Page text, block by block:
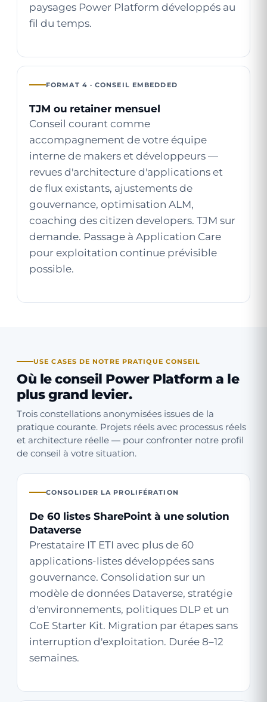
paysages Power Platform développés au
fil du temps.
FORMAT 4 · CONSEIL EMBEDDED
TJM ou retainer mensuel
Conseil courant comme
accompagnement de votre équipe
interne de makers et développeurs —
revues d'architecture d'applications et
de flux existants, ajustements de
gouvernance, optimisation ALM,
coaching des citizen developers. TJM sur
demande. Passage à Application Care
pour exploitation continue prévisible
possible.
USE CASES DE NOTRE PRATIQUE CONSEIL
Où le conseil Power Platform a le
plus grand levier.
Trois constellations anonymisées issues de la
pratique courante. Projets réels avec processus réels
et architecture réelle — pour confronter notre profil
de conseil à votre situation.
CONSOLIDER LA PROLIFÉRATION
De 60 listes SharePoint à une solution
Dataverse
Prestataire IT ETI avec plus de 60
applications-listes développées sans
gouvernance. Consolidation sur un
modèle de données Dataverse, stratégie
d'environnements, politiques DLP et un
CoE Starter Kit. Migration par étapes sans
interruption d'exploitation. Durée 8–12
semaines.